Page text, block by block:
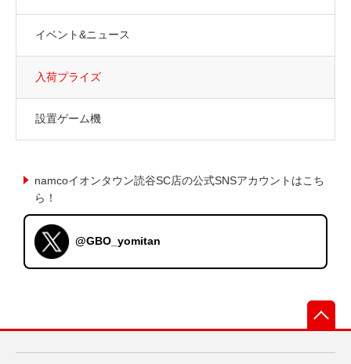
イベント&ニュース
入荷プライズ
設置ゲーム機
namcoイオンタウン読谷SC店の公式SNSアカウントはこち
ら！
@GBO_yomitan